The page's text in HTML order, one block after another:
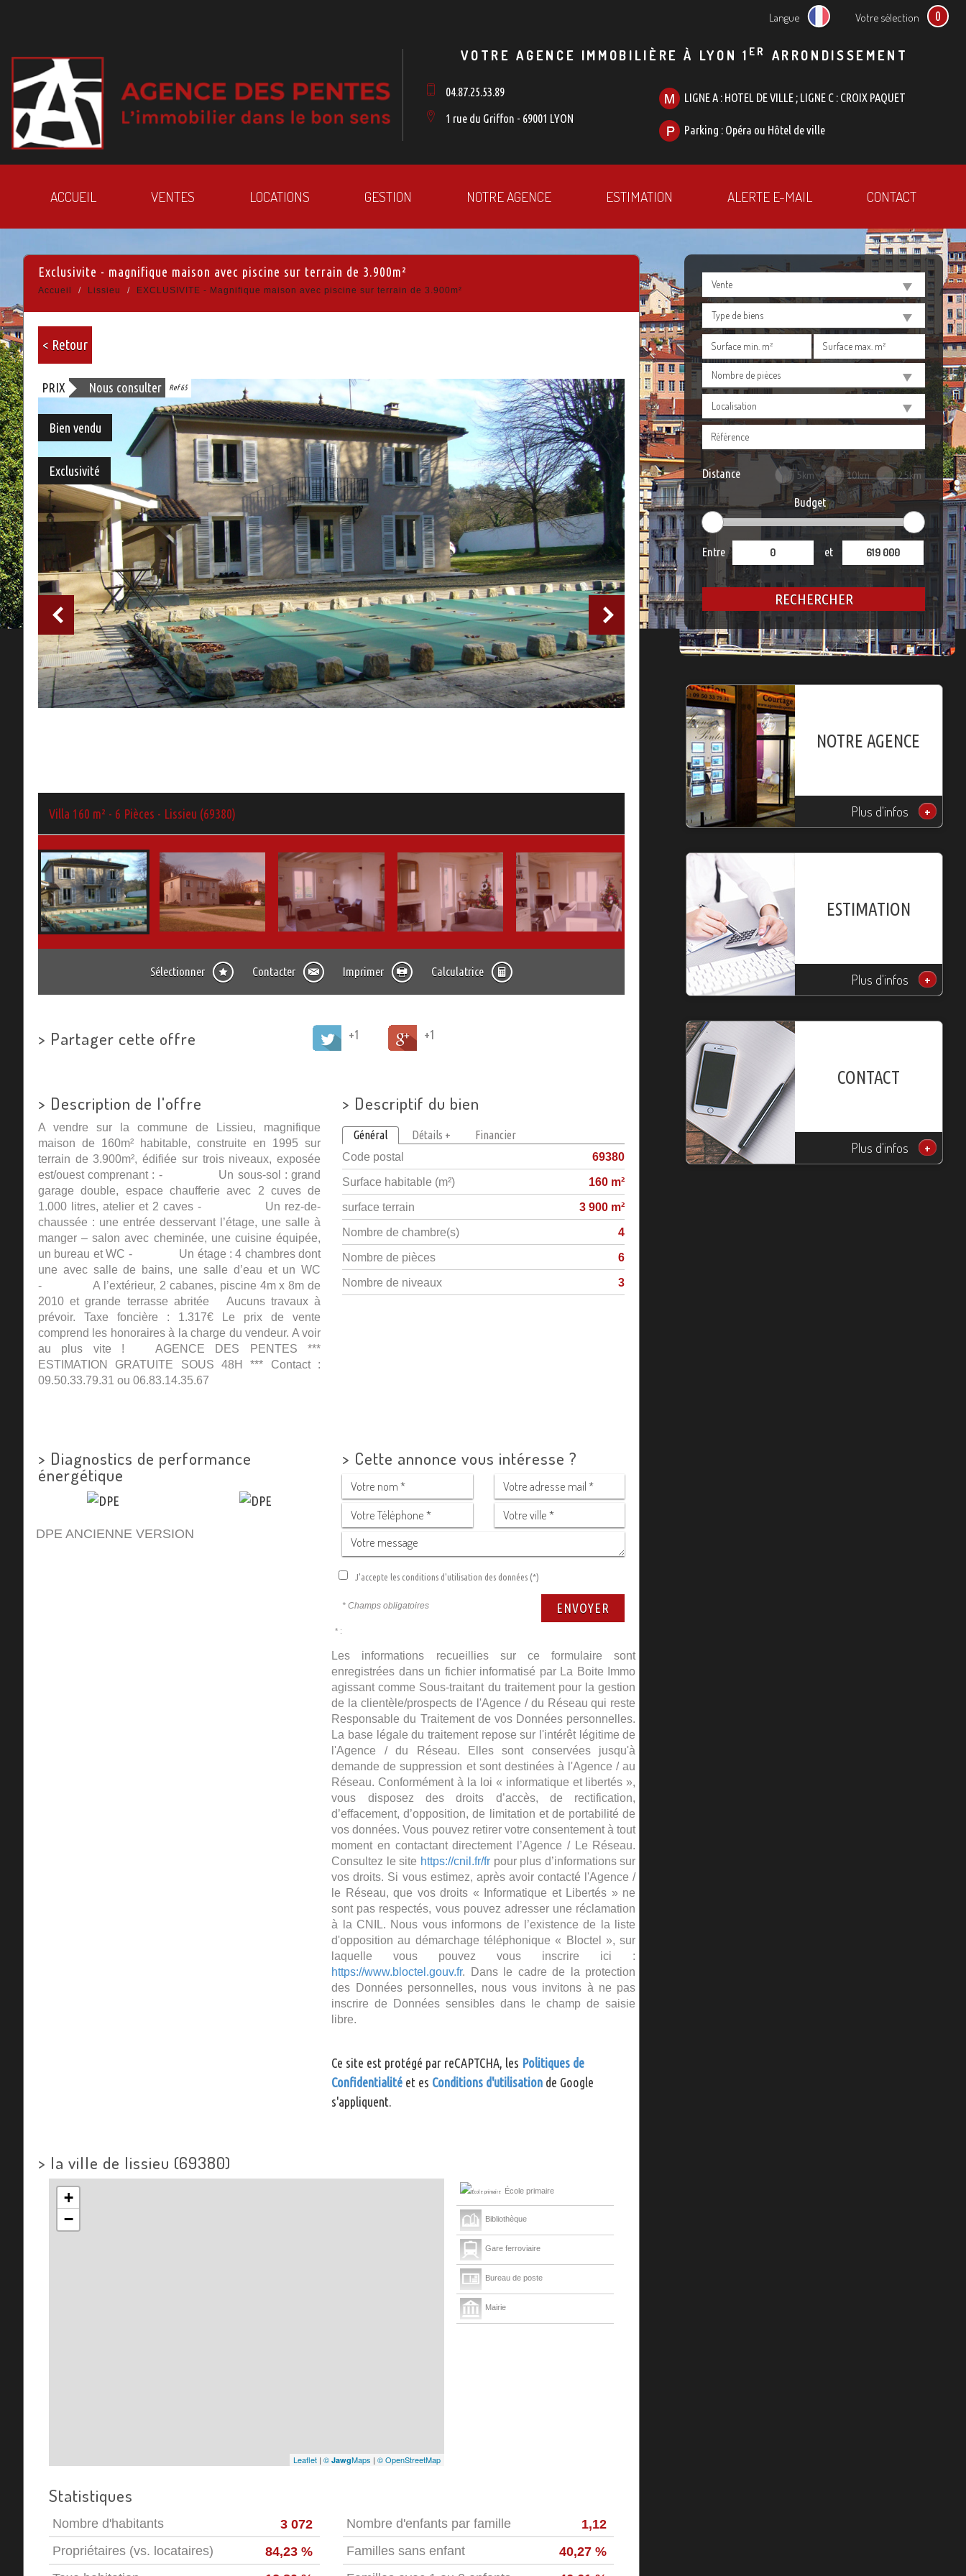
Langue Votre sélection 0
VOTRE AGENCE IMMOBILIÈRE À LYON 1 ER ARRONDISSEMENT
04.87.25.53.89
1 rue du Griffon - 69001 LYON
LIGNE A : HOTEL DE VILLE ; LIGNE C : CROIX PAQUET
Parking : Opéra ou Hôtel de ville
ACCUEIL VENTES LOCATIONS GESTION NOTRE AGENCE ESTIMATION ALERTE E-MAIL CONTACT
Vente
Type de biens
Nombre de pièces
Localisation
Distance 5km 10km 25km
Budget
Entre et
RECHERCHER
exclusivite - magnifique maison avec piscine sur terrain de 3.900m²
Accueil Lissieu EXCLUSIVITE - Magnifique maison avec piscine sur terrain de 3.900m²
< Retour
Villa 160 m² - 6 Pièces - Lissieu (69380)
PRIX Nous consulter Ref 65
Bien vendu
Exclusivité
Sélectionner Contacter Imprimer Calculatrice
> Partager cette offre +1 +1
> Description de l'offre
A vendre sur la commune de Lissieu, magnifique
maison de 160m² habitable, construite en 1995 sur
terrain de 3.900m², édifiée sur trois niveaux, exposée
est/ouest comprenant : - Un sous-sol : grand
garage double, espace chaufferie avec 2 cuves de
1.000 litres, atelier et 2 caves - Un rez-de-
chaussée : une entrée desservant l’étage, une salle à
manger – salon avec cheminée, une cuisine équipée,
un bureau et WC - Un étage : 4 chambres dont
une avec salle de bains, une salle d’eau et un WC
- A l’extérieur, 2 cabanes, piscine 4m x 8m de
2010 et grande terrasse abritée Aucuns travaux à
prévoir. Taxe foncière : 1.317€ Le prix de vente
comprend les honoraires à la charge du vendeur. A voir
au plus vite ! AGENCE DES PENTES ***
ESTIMATION GRATUITE SOUS 48H *** Contact :
09.50.33.79.31 ou 06.83.14.35.67
> Descriptif du bien
Général Détails +
Financier
Code postal
69380
Surface habitable (m²)
160 m²
surface terrain
3 900 m²
Nombre de chambre(s)
4
Nombre de pièces
6
Nombre de niveaux
3
> Diagnostics de performance
énergétique
DPE ANCIENNE VERSION
> Cette annonce vous intéresse ?
J'accepte les conditions d'utilisation des données (*)
* Champs obligatoires ENVOYER
* :
Les informations recueillies sur ce formulaire sont
enregistrées dans un fichier informatisé par La Boite Immo
agissant comme Sous-traitant du traitement pour la gestion
de la clientèle/prospects de l'Agence / du Réseau qui reste
Responsable du Traitement de vos Données personnelles.
La base légale du traitement repose sur l'intérêt légitime de
l'Agence / du Réseau. Elles sont conservées jusqu'à
demande de suppression et sont destinées à l'Agence / au
Réseau. Conformément à la loi « informatique et libertés »,
vous disposez des droits d’accès, de rectification,
d’effacement, d’opposition, de limitation et de portabilité de
vos données. Vous pouvez retirer votre consentement à tout
moment en contactant directement l’Agence / Le Réseau.
Consultez le site https://cnil.fr/frpour plus d’informations sur
vos droits. Si vous estimez, après avoir contacté l'Agence /
le Réseau, que vos droits « Informatique et Libertés » ne
sont pas respectés, vous pouvez adresser une réclamation
à la CNIL. Nous vous informons de l’existence de la liste
d'opposition au démarchage téléphonique « Bloctel », sur
laquelle vous pouvez vous inscrire ici :
https://www.bloctel.gouv.fr. Dans le cadre de la protection
des Données personnelles, nous vous invitons à ne pas
inscrire de Données sensibles dans le champ de saisie
libre.
Ce site est protégé par reCAPTCHA, les Politiques de
Confidentialité et es Conditions d'utilisation de Google
s'appliquent.
> la ville de lissieu (69380)
+
−
Leaflet |©JawgMaps |© OpenStreetMap
École primaire
Bibliothèque
Gare ferroviaire
Bureau de poste
Mairie
Statistiques
Nombre d'habitants
3 072
Propriétaires (vs. locataires)
84,23 %
Nombre d'enfants par famille
1,12
Familles sans enfant
40,27 %
NOTRE AGENCE
Plus d'infos +
ESTIMATION
Plus d'infos +
CONTACT
Plus d'infos +